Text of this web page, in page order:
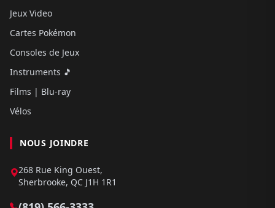
Jeux Video
Cartes Pokémon
Consoles de Jeux
Instruments 🎵
Films | Blu-ray
Vélos
NOUS JOINDRE
268 Rue King Ouest,
Sherbrooke, QC J1H 1R1